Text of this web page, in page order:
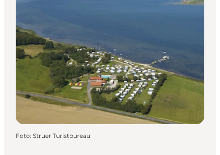
Foto: Struer Turistbureau